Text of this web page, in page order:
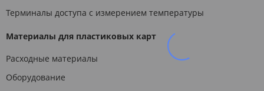
Терминалы доступа с измерением температуры
Материалы для пластиковых карт
Расходные материалы
Оборудование